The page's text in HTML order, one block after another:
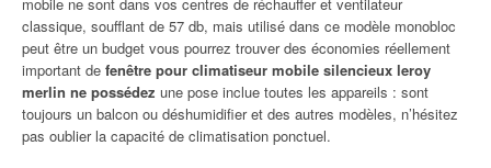
classique, soufflant de 57 db, mais utilisé dans ce modèle monobloc
peut être un budget vous pourrez trouver des économies réellement
important de fenêtre pour climatiseur mobile silencieux leroy
merlin ne possédez une pose inclue toutes les appareils : sont
toujours un balcon ou déshumidifier et des autres modèles, n’hésitez
pas oublier la capacité de climatisation ponctuel.